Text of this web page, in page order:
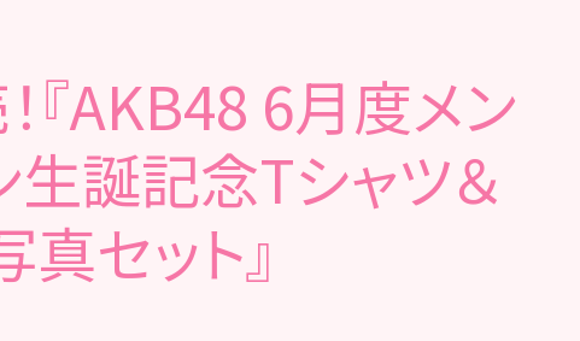
『AKB48 6月度メン
誕記念Tシャツ＆
真セット』